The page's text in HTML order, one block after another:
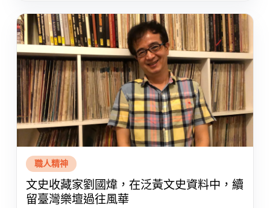
職人精神
文史收藏家劉國煒，在泛黃文史資料中，續
留臺灣樂壇過往風華